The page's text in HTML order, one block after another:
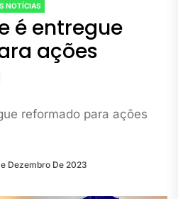
NOTÍCIAS
é entregue
ações
reformado para ações
Dezembro De 2023